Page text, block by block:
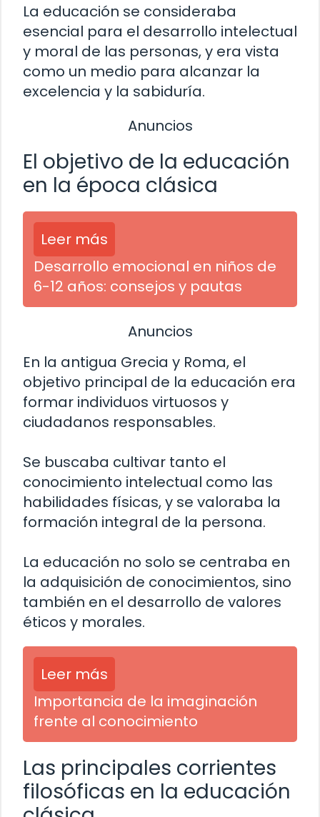
La educación se consideraba
esencial para el desarrollo intelectual
y moral de las personas, y era vista
como un medio para alcanzar la
excelencia y la sabiduría.
Anuncios
El objetivo de la educación
en la época clásica
Leer más
Desarrollo emocional en niños de
6-12 años: consejos y pautas
Anuncios
En la antigua Grecia y Roma, el
objetivo principal de la educación era
formar individuos virtuosos y
ciudadanos responsables.
Se buscaba cultivar tanto el
conocimiento intelectual como las
habilidades físicas, y se valoraba la
formación integral de la persona.
La educación no solo se centraba en
la adquisición de conocimientos, sino
también en el desarrollo de valores
éticos y morales.
Leer más
Importancia de la imaginación
frente al conocimiento
Las principales corrientes
filosóficas en la educación